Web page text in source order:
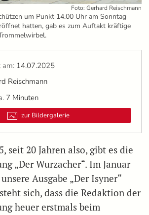
Foto: Gerhard Reischmann
um Punkt 14.00 Uhr am Sonntag
hatten, gab es zum Auftakt kräftige
am: 14.07.2025
Reischmann
7 Minuten
zur Bildergalerie
seit 20 Jahren also, gibt es die
„Der Wurzacher“. Im Januar
Ausgabe „Der Isyner“
sich, dass die Redaktion der
heuer erstmals beim